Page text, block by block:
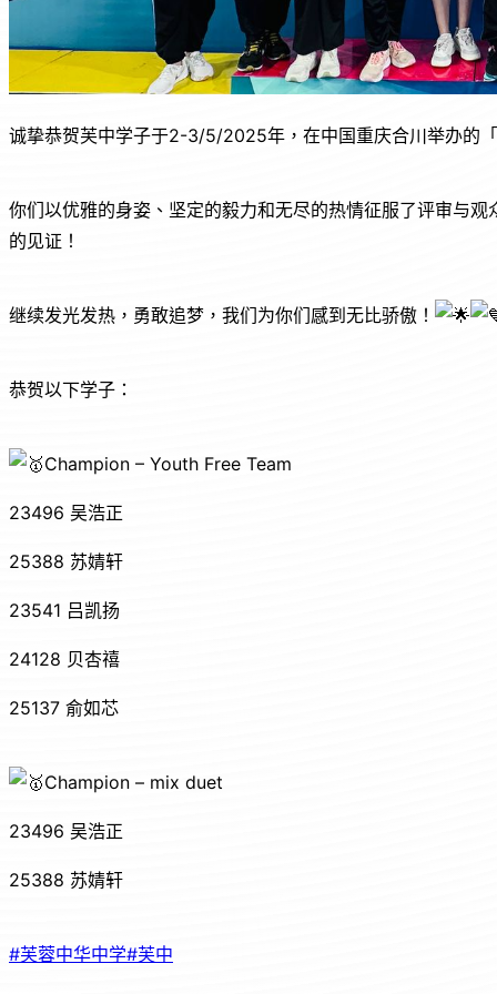
诚挚恭贺芙中学子于2-3/5/2025年，在中国重庆合川举办的
你们以优雅的身姿、坚定的毅力和无尽的热情征服了评审与
的见证！
继续发光发热，勇敢追梦，我们为你们感到无比骄傲！
恭贺以下学子：
Champion – Youth Free Team
23496 吴浩正
25388 苏婧轩
23541 吕凯扬
24128 贝杏禧
25137 俞如芯
Champion – mix duet
23496 吴浩正
25388 苏婧轩
#芙蓉中华中学#芙中